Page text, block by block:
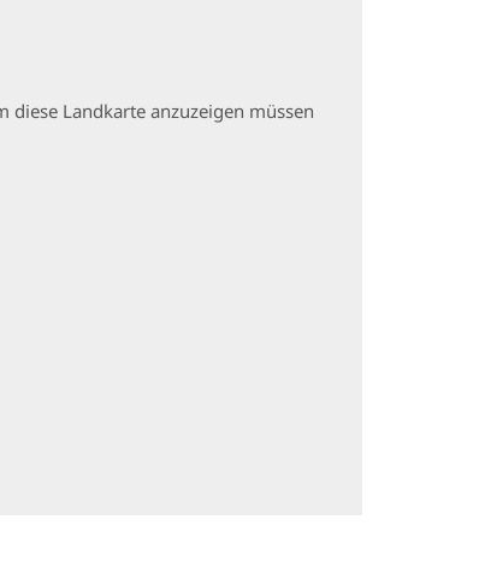
Landkarte anzuzeigen müssen